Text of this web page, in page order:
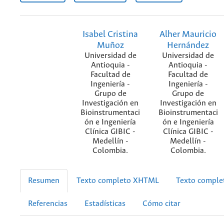
Isabel Cristina
Muñoz
Universidad de
Antioquia -
Facultad de
Ingeniería -
Grupo de
Investigación en
Bioinstrumentaci
ón e Ingeniería
Clínica GIBIC -
Medellín -
Colombia.
Alher Mauricio
Hernández
Universidad de
Antioquia -
Facultad de
Ingeniería -
Grupo de
Investigación en
Bioinstrumentaci
ón e Ingeniería
Clínica GIBIC -
Medellín -
Colombia.
Resumen Texto completo XHTML Texto
Referencias Estadísticas Cómo citar